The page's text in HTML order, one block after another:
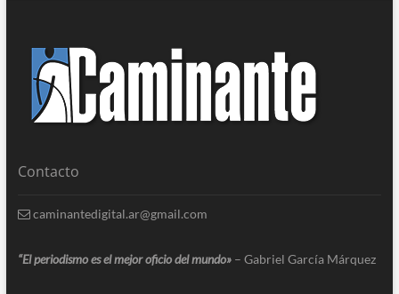
Contacto
caminantedigital.ar@gmail.com
“El periodismo es el mejor oficio del mundo» – Gabriel García Márquez